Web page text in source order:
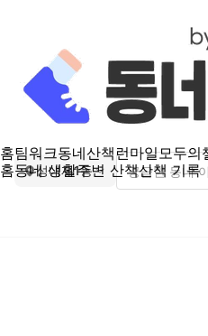
홈팀워크동네산책런마일모두의
홈동네 생활주변 산책산책 기록
성내제1동